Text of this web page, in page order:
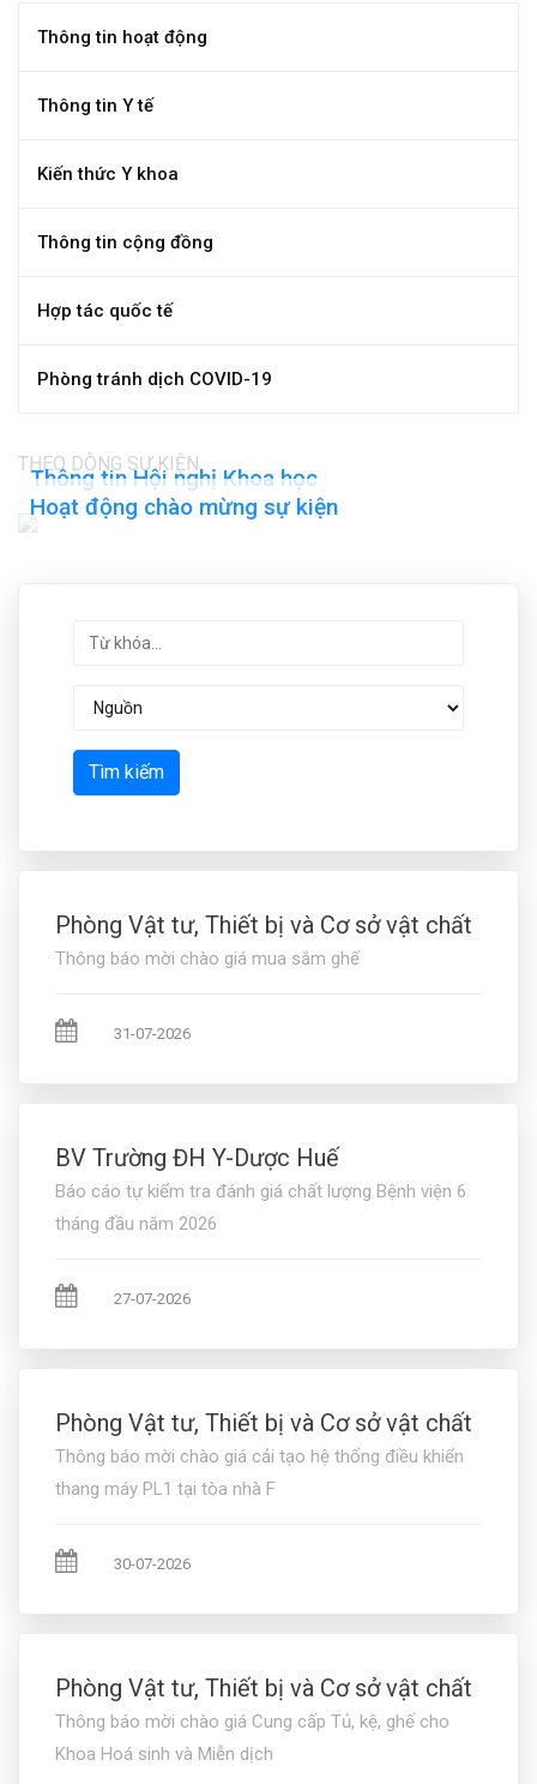
Thông tin hoạt động
Thông tin Y tế
Kiến thức Y khoa
Thông tin cộng đồng
Hợp tác quốc tế
Phòng tránh dịch COVID-19
THEO DÒNG SỰ KIỆN
Thông tin Hội nghị Khoa học
Hoạt động chào mừng sự kiện
Tìm kiếm
Phòng Vật tư, Thiết bị và Cơ sở vật chất
Thông báo mời chào giá mua sắm ghế
31-07-2026
BV Trường ĐH Y-Dược Huế
Báo cáo tự kiểm tra đánh giá chất lượng Bệnh viện 6
tháng đầu năm 2026
27-07-2026
Phòng Vật tư, Thiết bị và Cơ sở vật chất
Thông báo mời chào giá cải tạo hệ thống điều khiển
thang máy PL1 tại tòa nhà F
30-07-2026
Phòng Vật tư, Thiết bị và Cơ sở vật chất
Thông báo mời chào giá Cung cấp Tủ, kệ, ghế cho
Khoa Hoá sinh và Miễn dịch